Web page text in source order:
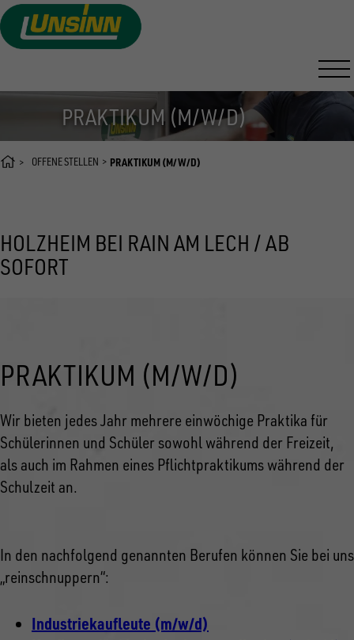
Direkt
zum
Inhalt
PRAKTIKUM (M/W/D)
OFFENE STELLEN PRAKTIKUM (M/W/D)
HOLZHEIM BEI RAIN AM LECH / AB
SOFORT
PRAKTIKUM (M/W/D)
Wir bieten jedes Jahr mehrere einwöchige Praktika für
Schülerinnen und Schüler sowohl während der Freizeit,
als auch im Rahmen eines Pflichtpraktikums während der
Schulzeit an.
In den nachfolgend genannten Berufen können Sie bei uns
„reinschnuppern“:
Industriekaufleute (m/w/d)